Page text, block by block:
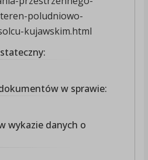
poludniowo-
kujawskim.html
w sprawie:
wykazie danych o